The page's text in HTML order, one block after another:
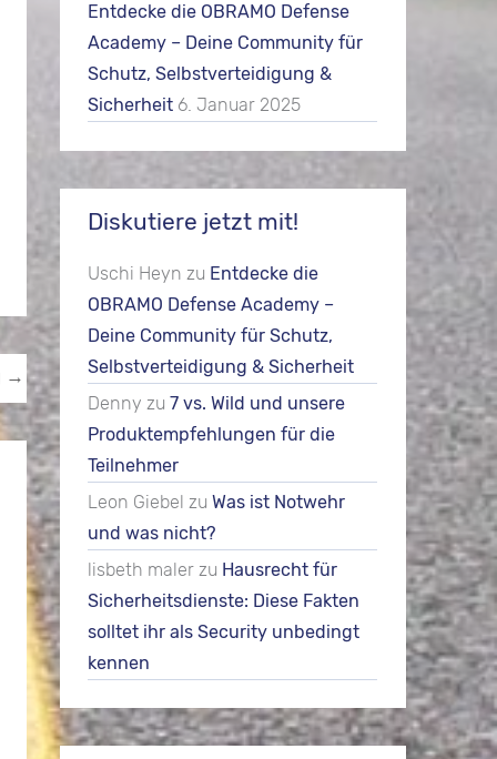
→
Entdecke die OBRAMO Defense
Academy – Deine Community für
Schutz, Selbstverteidigung &
Sicherheit 6. Januar 2025
Diskutiere jetzt mit!
Uschi Heyn zu Entdecke die
OBRAMO Defense Academy –
Deine Community für Schutz,
Selbstverteidigung & Sicherheit
Denny zu7 vs. Wild und unsere
Produktempfehlungen für die
Teilnehmer
Leon Giebel zuWas ist Notwehr
und was nicht?
lisbeth maler zu Hausrecht für
Sicherheitsdienste: Diese Fakten
solltet ihr als Security unbedingt
kennen